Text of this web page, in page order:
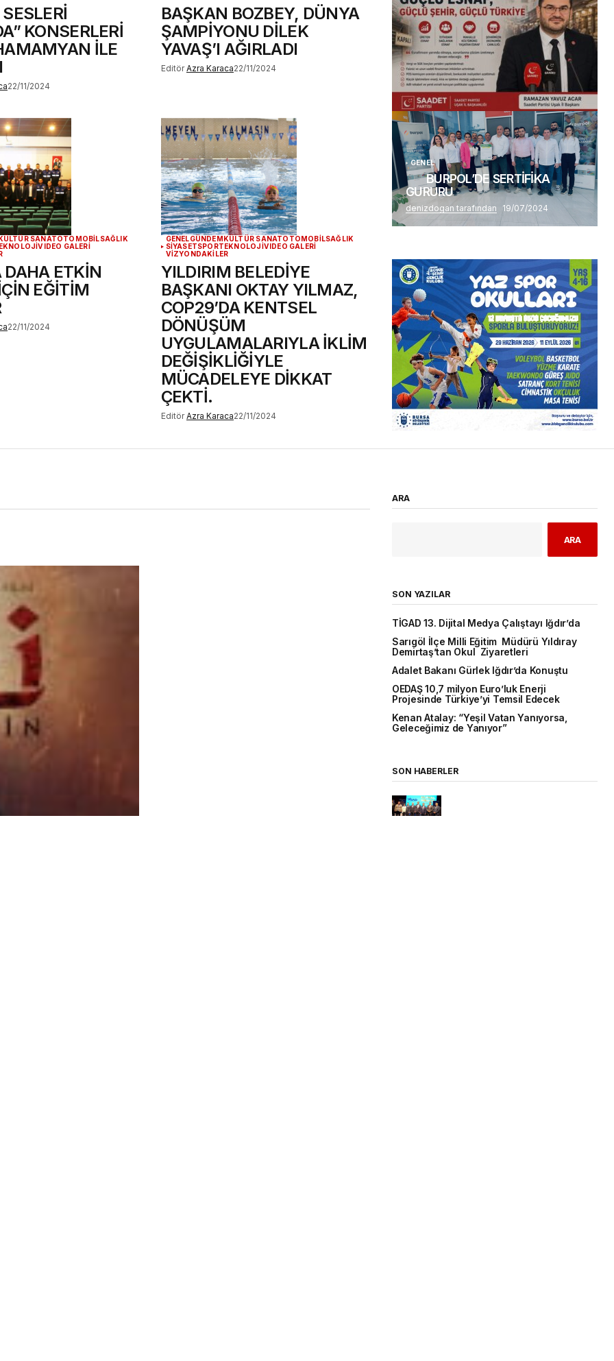
KONSERLERİ
İLE
22/11/2024
BAŞKAN BOZBEY, DÜNYA
ŞAMPİYONU DİLEK
YAVAŞ’I AĞIRLADI
Editör Azra Karaca22/11/2024
KÜLTÜR SANATOTOMOBİLSAĞLIK
VIDEO GALERİ
DAHA ETKİN
EĞİTİM
22/11/2024
GENELGÜNDEM KÜLTÜR SANATOTOMOBİLSAĞLIK
SİYASETSPORTEKNOLOJİVIDEO GALERİ
VİZYONDAKİLER
YILDIRIM BELEDİYE
BAŞKANI OKTAY YILMAZ,
COP29’DA KENTSEL
DÖNÜŞÜM
UYGULAMALARIYLA İKLİM
DEĞİŞİKLİĞİYLE
MÜCADELEYE DİKKAT
ÇEKTİ.
Editör Azra Karaca22/11/2024
(başlıksız)
Alaattin Karahan tarafından 14/07/2026
GENEL
BURPOL’DE SERTİFİKA
GURURU
denizdogan tarafından 19/07/2024
ARA
ARA
SON YAZILAR
TİGAD 13. Dijital Medya Çalıştayı Iğdır’da
Sarıgöl İlçe Milli Eğitim Müdürü Yıldıray
Demirtaş’tan Okul Ziyaretleri
Adalet Bakanı Gürlek Iğdır’da Konuştu
OEDAŞ 10,7 milyon Euro’luk Enerji
Projesinde Türkiye’yi Temsil Edecek
Kenan Atalay: “Yeşil Vatan Yanıyorsa,
Geleceğimiz de Yanıyor”
SON HABERLER